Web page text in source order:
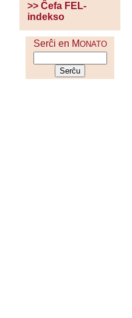
>> Ĉefa FEL-
indekso
Serĉi en MONATO